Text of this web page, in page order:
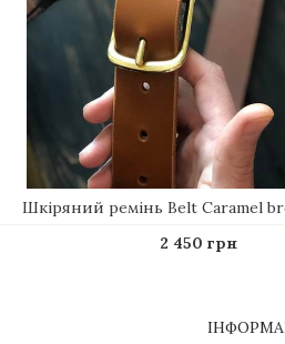
Шкіряний ремінь Belt Caramel
2 450 грн